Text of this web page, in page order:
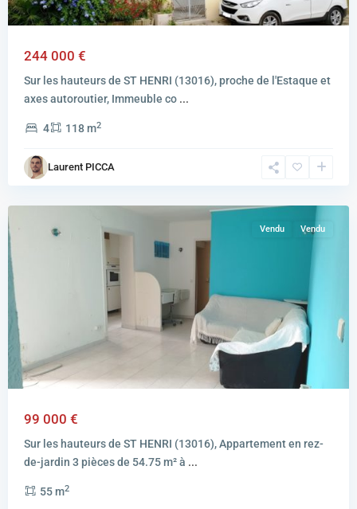
244 000 €
Sur les hauteurs de ST HENRI (13016), proche de l'Estaque et
axes autoroutier, Immeuble co ...
4 118 m2
Laurent PICCA
MARSEILLE
16EME
Vendu Vendu
99 000 €
Sur les hauteurs de ST HENRI (13016), Appartement en rez-
de-jardin 3 pièces de 54.75 m² à ...
55 m2